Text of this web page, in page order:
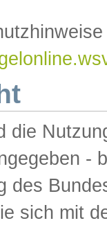
die
-
des
sich mit